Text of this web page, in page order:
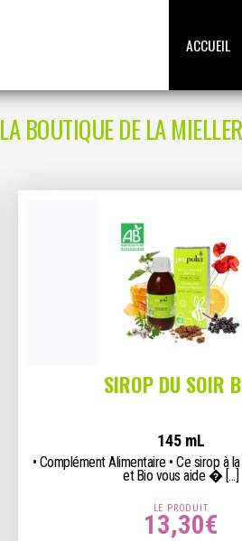
ACCUEIL
LA BOUTIQUE DE LA
SIROP DU SOIR
145 mL
• Complément Alimentaire • Ce sirop à
et Bio vous aide � [...]
LE PRODUIT
13,30€